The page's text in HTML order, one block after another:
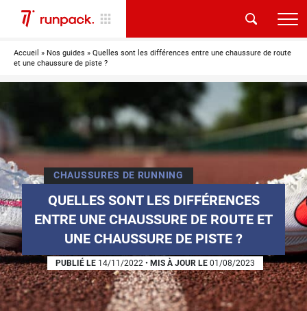
Accueil » Nos guides » Quelles sont les différences entre une chaussure de route
et une chaussure de piste ?
CHAUSSURES DE RUNNING
QUELLES SONT LES DIFFÉRENCES
ENTRE UNE CHAUSSURE DE ROUTE ET
UNE CHAUSSURE DE PISTE ?
PUBLIÉ LE 14/11/2022 • MIS À JOUR LE 01/08/2023